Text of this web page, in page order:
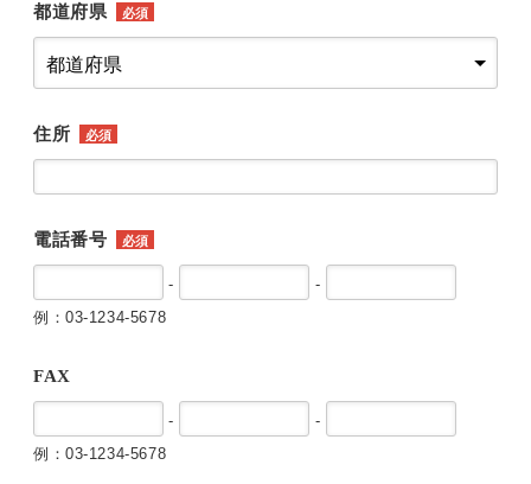
都道府県 必須
住所 必須
電話番号 必須
-
-
例：03-1234-5678
FAX
-
-
例：03-1234-5678